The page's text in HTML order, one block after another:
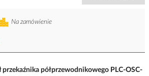
Na zamówienie
przekaźnika półprzewodnikowego PLC-OSC-